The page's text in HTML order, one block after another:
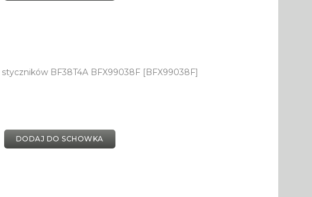
BF38T4A BFX99038F [BFX99038F]
DODAJ DO SCHOWKA